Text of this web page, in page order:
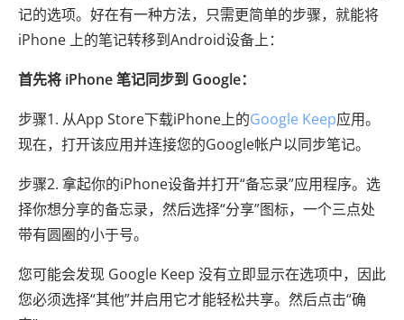
记的选项。好在有一种方法，只需更简单的步骤，就能将
iPhone 上的笔记转移到Android设备上：
首先将 iPhone 笔记同步到 Google：
步骤1. 从App Store下载iPhone上的Google Keep应用。
现在，打开该应用并连接您的Google帐户以同步笔记。
步骤2. 拿起你的iPhone设备并打开“备忘录”应用程序。选
择你想分享的备忘录，然后选择“分享”图标，一个三点处
带有圆圈的小于号。
您可能会发现 Google Keep 没有立即显示在选项中，因此
您必须选择“其他”并启用它才能轻松共享。然后点击“确